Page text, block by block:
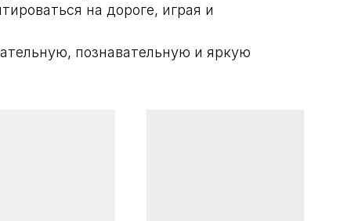
на дороге, играя и
познавательную и яркую